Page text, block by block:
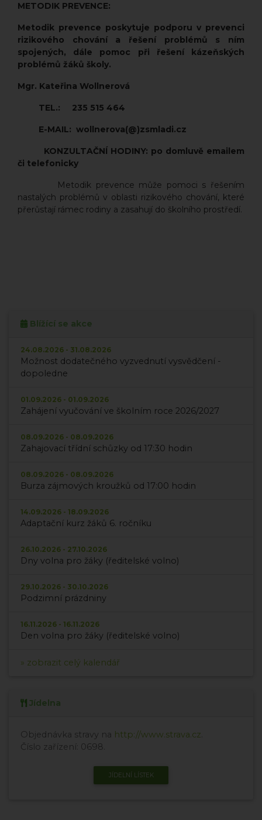
METODIK PREVENCE:
Metodik prevence poskytuje podporu v prevenci
rizikového chování a řešení problémů s ním
spojených, dále pomoc při řešení kázeňských
problémů žáků školy.
Mgr. Kateřina Wollnerová
TEL.: 235 515 464
E-MAIL: wollnerova(@)zsmladi.cz
KONZULTAČNÍ HODINY: po domluvě emailem
či telefonicky
Metodik prevence může pomoci s řešením
nastalých problémů v oblasti rizikového chování, které
přerůstají rámec rodiny a zasahují do školního prostředí.
Blížící se akce
24.08.2026 - 31.08.2026
Možnost dodatečného vyzvednutí vysvědčení -
dopoledne
01.09.2026 - 01.09.2026
Zahájení vyučování ve školním roce 2026/2027
08.09.2026 - 08.09.2026
Zahajovací třídní schůzky od 17:30 hodin
08.09.2026 - 08.09.2026
Burza zájmových kroužků od 17:00 hodin
14.09.2026 - 18.09.2026
Adaptační kurz žáků 6. ročníku
26.10.2026 - 27.10.2026
Dny volna pro žáky (ředitelské volno)
29.10.2026 - 30.10.2026
Podzimní prázdniny
16.11.2026 - 16.11.2026
Den volna pro žáky (ředitelské volno)
» zobrazit celý kalendář
Jídelna
Objednávka stravy na http://www.strava.cz
Číslo zařízení: 0698.
JÍDELNÍ LÍSTEK